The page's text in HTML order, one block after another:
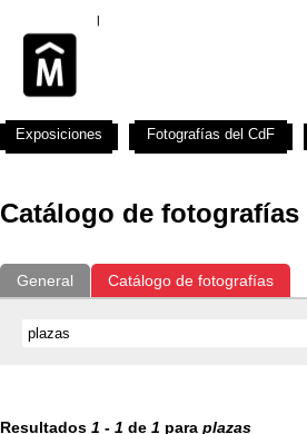
Catálogo de fotografías
General Catálogo de fotografías
Resultados 1 - 1 de 1 para plazas
Exposiciones Fotografías del CdF